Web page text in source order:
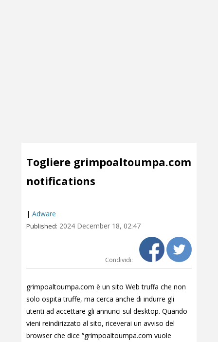
Togliere grimpoaltoumpa.com
notifications
| Adware
Published: 2024 December 18, 02:47
Condividi:
grimpoaltoumpa.com è un sito Web truffa che non
solo ospita truffe, ma cerca anche di indurre gli
utenti ad accettare gli annunci sul desktop. Quando
vieni reindirizzato al sito, riceverai un avviso del
browser che dice “grimpoaltoumpa.com vuole